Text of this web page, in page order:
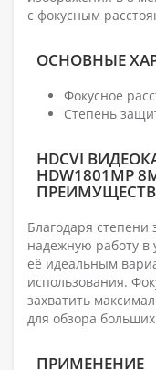
с фокусным
ОСНОВНЫЕ
Фокусное
Степень
HDCVI
HDW1801MP
Благодаря
надежную работу в
её идеальным
использования.
захватить
для обзора
ПРИМЕНЕНИЕ